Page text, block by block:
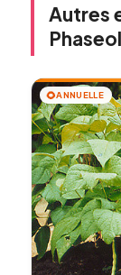
Autres
🌻ANNUELLE